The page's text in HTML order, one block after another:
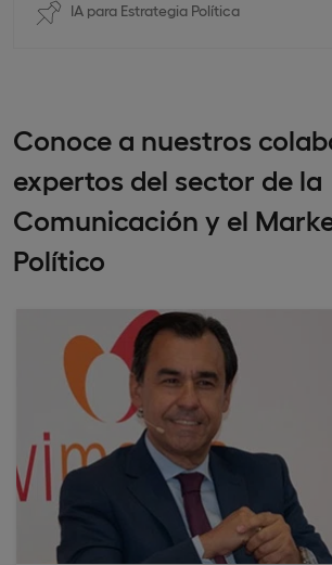
IA para Estrategia Política
Conoce a nuestros
expertos del sector de la
Comunicación y el
Político